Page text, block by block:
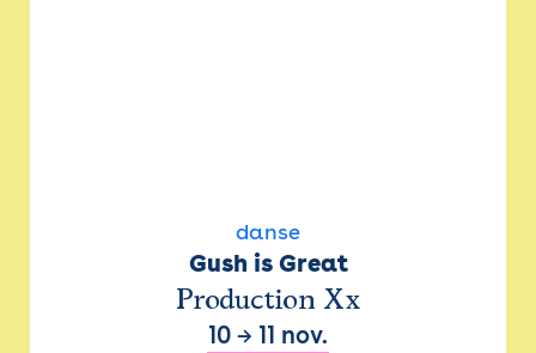
danse
Gush is Great
Production Xx
10 → 11 nov.